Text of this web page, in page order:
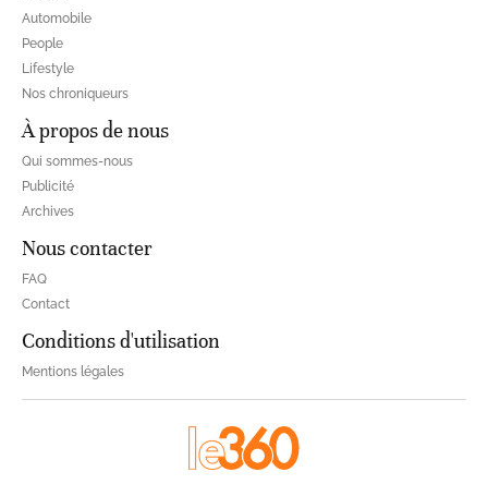
Automobile
People
Lifestyle
Nos chroniqueurs
À propos de nous
Qui sommes-nous
Publicité
Archives
Nous contacter
FAQ
Contact
Conditions d'utilisation
Mentions légales